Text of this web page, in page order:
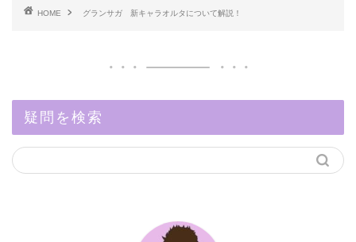
HOME グランサガ 新キャラオルタについて解説！
疑問を検索